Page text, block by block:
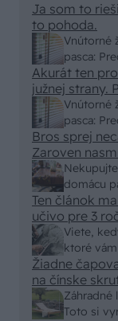
Vnútorné
pasca:
vyriešiť
Ja som to
to pohoda.
Vnútorné
pasca:
vyriešiť
Akurát ten
južnej strany.
vonkajšieho
250x150cm.
eur kus.
domácu
von
Bros sprej
Zaroven
nic zive.
Skor
Viete,
ktoré
Ten článok
učivo pre 3 ročník
alebo nejaka kniha z VŠ?
malty -
minut , k tomu
Záhradné
Toto si
Žiadne
na čínske
čo sa týka
remeselným